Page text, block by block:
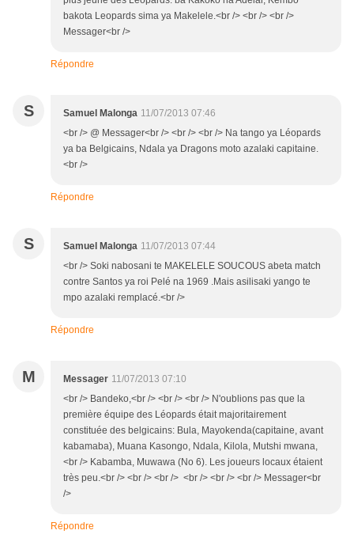
bakota Leopards sima ya Makelele.<br /> <br /> <br />
Messager<br />
Répondre
S Samuel Malonga 11/07/2013 07:46
<br /> @ Messager<br /> <br /> <br /> Na tango ya Léopards
ya ba Belgicains, Ndala ya Dragons moto azalaki capitaine.
<br />
Répondre
S Samuel Malonga 11/07/2013 07:44
<br /> Soki nabosani te MAKELELE SOUCOUS abeta match
contre Santos ya roi Pelé na 1969 .Mais asilisaki yango te
mpo azalaki remplacé.<br />
Répondre
M Messager 11/07/2013 07:10
<br /> Bandeko,<br /> <br /> <br /> N'oublions pas que la
première équipe des Léopards était majoritairement
constituée des belgicains: Bula, Mayokenda(capitaine, avant
kabamaba), Muana Kasongo, Ndala, Kilola, Mutshi mwana,
<br /> Kabamba, Muwawa (No 6). Les joueurs locaux étaient
très peu.<br /> <br /> <br /> <br /> <br /> <br /> Messager<br
/>
Répondre